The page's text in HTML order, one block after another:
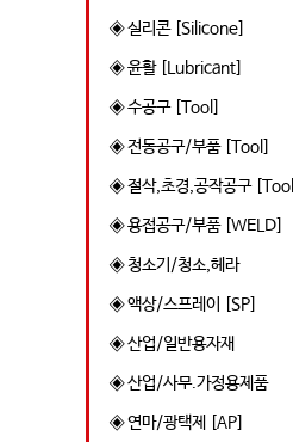
◈ 실리콘 [Silicone]
◈ 윤활 [Lubricant]
◈ 수공구 [Tool]
◈ 전동공구/부품 [Tool]
◈ 절삭,초경,공작공구 [Tool]
◈ 용접공구/부품 [WELD]
◈ 청소기/청소,헤라
◈ 액상/스프레이 [SP]
◈ 산업/일반용자재
◈ 산업/사무.가정용제품
◈ 연마/광택제 [AP]